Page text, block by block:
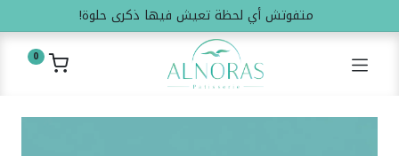
متفوتش أي لحظة تعيش فيها ذكرى حلوة!
0